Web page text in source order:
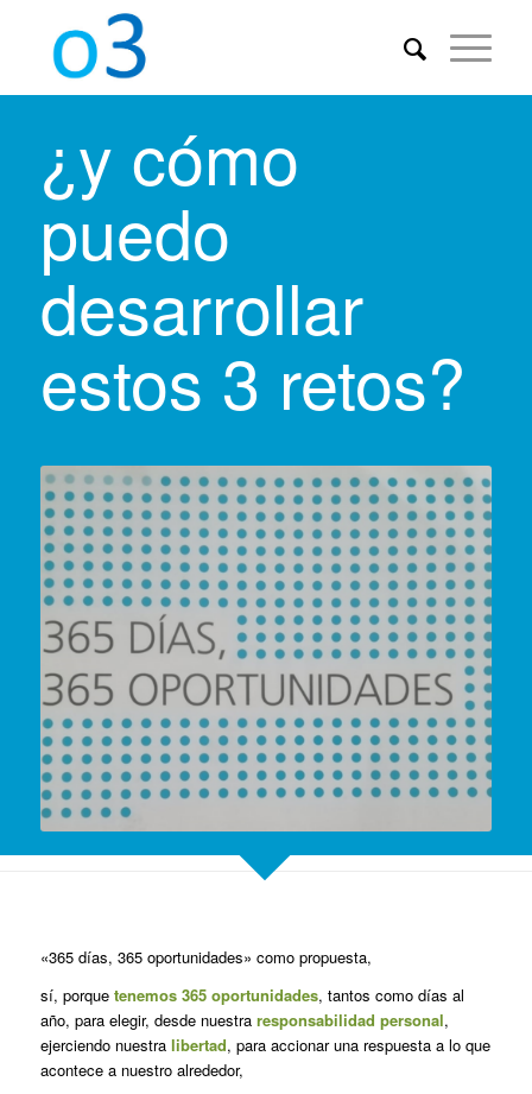
¿y cómo
puedo
desarrollar
estos 3 retos?
«365 días, 365 oportunidades» como propuesta,
sí, porque tenemos 365 oportunidades, tantos como días al
año, para elegir, desde nuestra responsabilidad personal,
ejerciendo nuestra libertad, para accionar una respuesta a lo que
acontece a nuestro alrededor,